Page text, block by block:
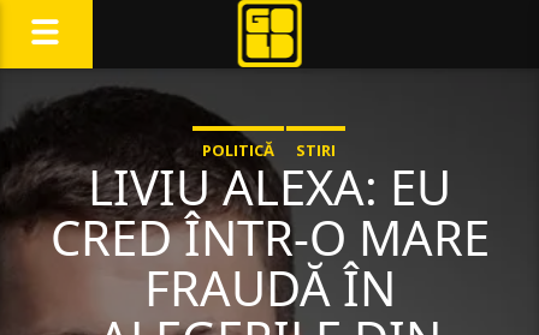
POLITICĂ STIRI
LIVIU ALEXA: EU
CRED ÎNTR-O MARE
FRAUDĂ ÎN